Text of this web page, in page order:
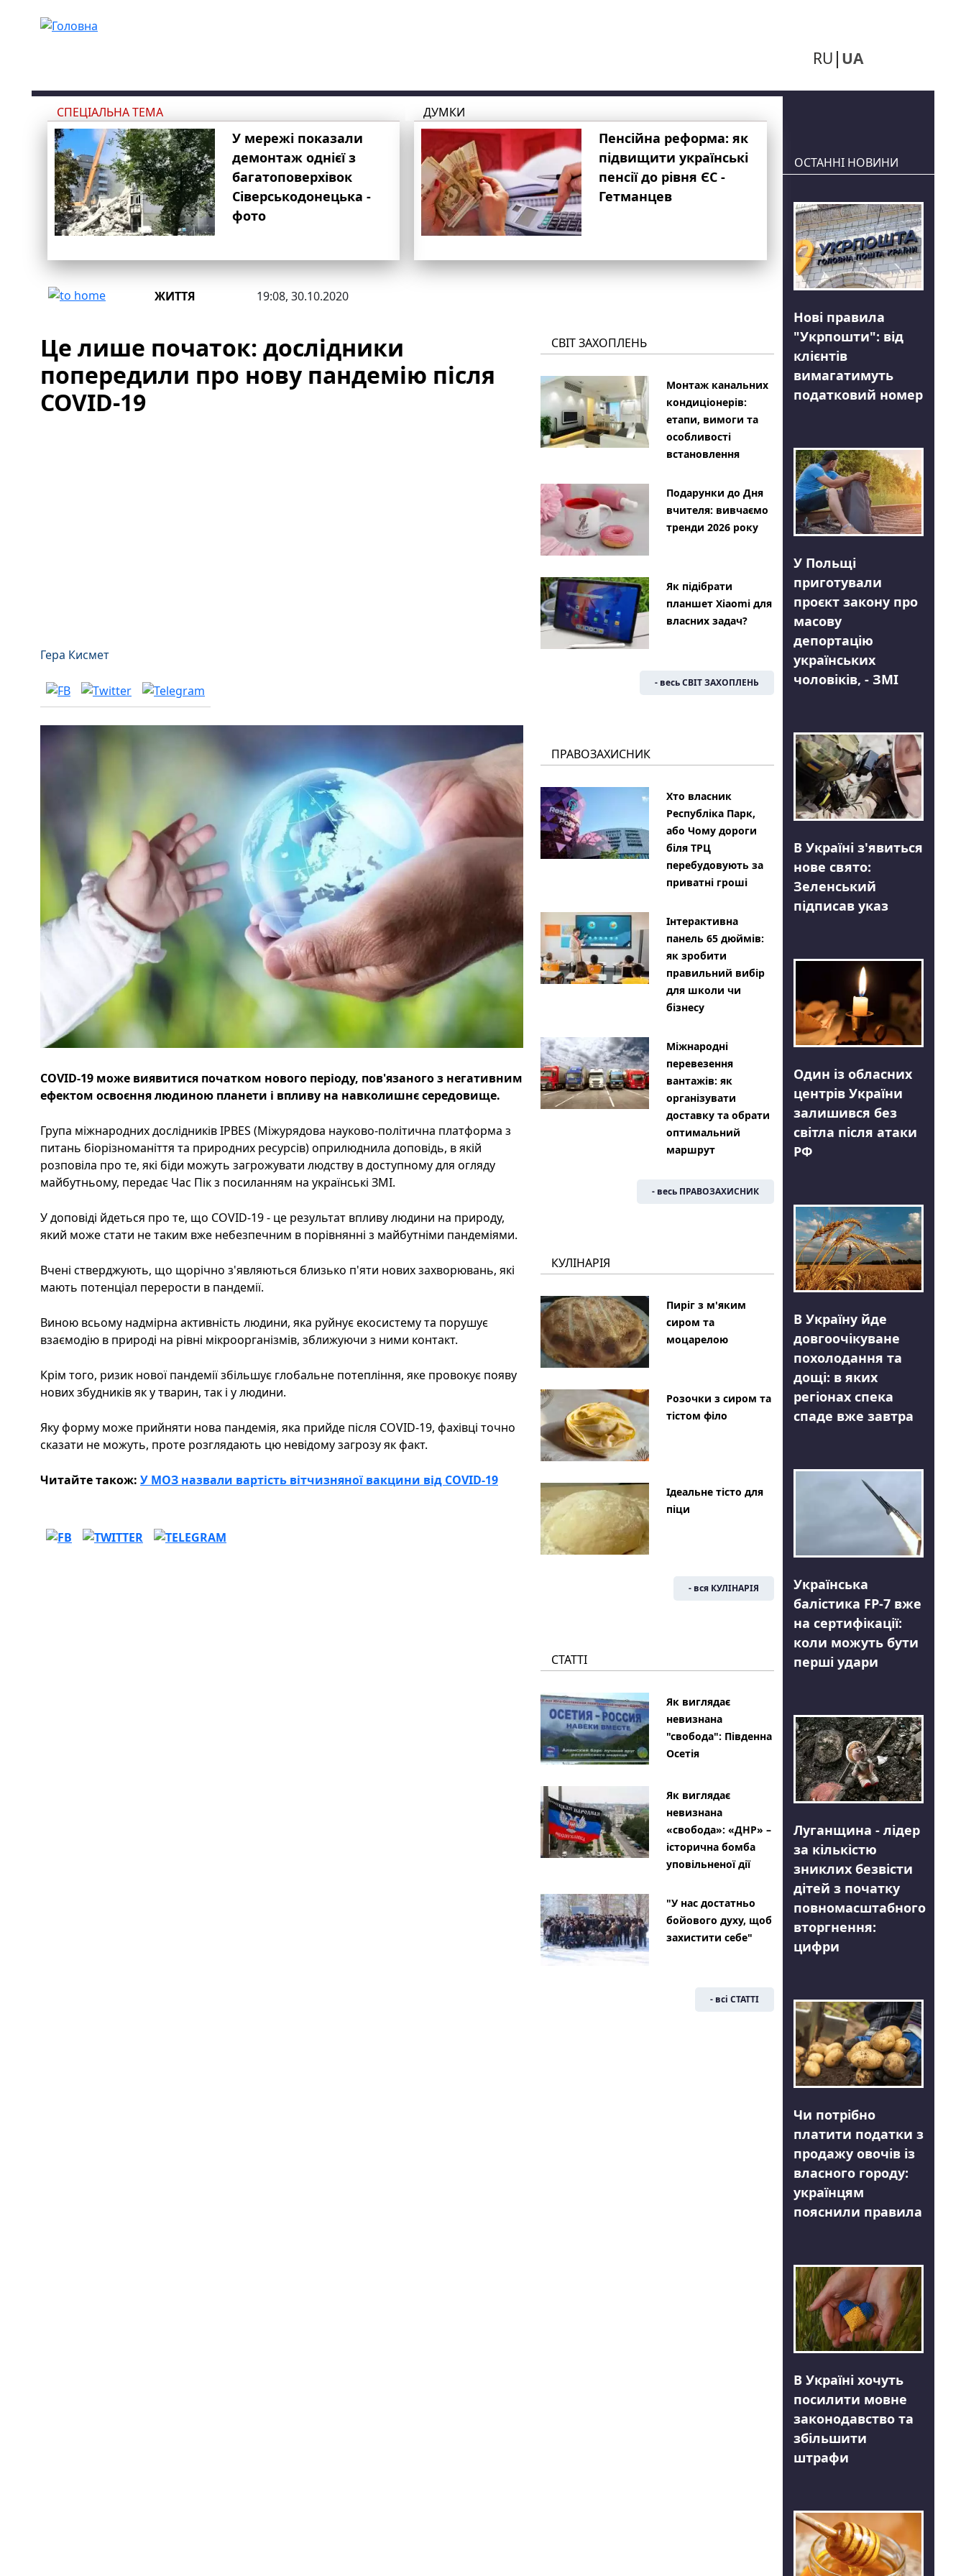
RU UA
СПЕЦІАЛЬНА ТЕМА
У мережі показали
демонтаж однієї з
багатоповерхівок
Сіверськодонецька -
фото
ДУМКИ
Пенсійна реформа: як
підвищити українські
пенсії до рівня ЄС -
Гетманцев
ЖИТТЯ 19:08, 30.10.2020
Це лише початок: дослідники
попередили про нову пандемію після
COVID-19
Гера Кисмет
COVID-19 може виявитися початком нового періоду, пов'язаного з негативним
ефектом освоєння людиною планети і впливу на навколишнє середовище.
Група міжнародних дослідників IPBES (Міжурядова науково-політична платформа з
питань біорізноманіття та природних ресурсів) оприлюднила доповідь, в якій
розповіла про те, які біди можуть загрожувати людству в доступному для огляду
майбутньому, передає Час Пік з посиланням на українські ЗМІ.
У доповіді йдеться про те, що COVID-19 - це результат впливу людини на природу,
який може стати не таким вже небезпечним в порівнянні з майбутніми пандеміями.
Вчені стверджують, що щорічно з'являються близько п'яти нових захворювань, які
мають потенціал перерости в пандемії.
Виною всьому надмірна активність людини, яка руйнує екосистему та порушує
взаємодію в природі на рівні мікроорганізмів, зближуючи з ними контакт.
Крім того, ризик нової пандемії збільшує глобальне потепління, яке провокує появу
нових збудників як у тварин, так і у людини.
Яку форму може прийняти нова пандемія, яка прийде після COVID-19, фахівці точно
сказати не можуть, проте розглядають цю невідому загрозу як факт.
Читайте також: У МОЗ назвали вартість вітчизняної вакцини від COVID-19
СВІТ ЗАХОПЛЕНЬ
Монтаж канальних
кондиціонерів:
етапи, вимоги та
особливості
встановлення
Подарунки до Дня
вчителя: вивчаємо
тренди 2026 року
Як підібрати
планшет Xiaomi для
власних задач?
- весь СВІТ ЗАХОПЛЕНЬ
ПРАВОЗАХИСНИК
Хто власник
Республіка Парк,
або Чому дороги
біля ТРЦ
перебудовують за
приватні гроші
Інтерактивна
панель 65 дюймів:
як зробити
правильний вибір
для школи чи
бізнесу
Міжнародні
перевезення
вантажів: як
організувати
доставку та обрати
оптимальний
маршрут
- весь ПРАВОЗАХИСНИК
КУЛІНАРІЯ
Пиріг з м'яким
сиром та
моцарелою
Розочки з сиром та
тістом філо
Ідеальне тісто для
піци
- вся КУЛІНАРІЯ
СТАТТІ
Як виглядає
невизнана
"свобода": Південна
Осетія
Як виглядає
невизнана
«свобода»: «ДНР» –
історична бомба
уповільненої дії
"У нас достатньо
бойового духу, щоб
захистити себе"
- всі СТАТТІ
ОСТАННІ НОВИНИ
Нові правила
"Укрпошти": від
клієнтів
вимагатимуть
податковий номер
У Польщі
приготували
проєкт закону про
масову
депортацію
українських
чоловіків, - ЗМІ
В Україні з'явиться
нове свято:
Зеленський
підписав указ
Один із обласних
центрів України
залишився без
світла після атаки
РФ
В Україну йде
довгоочікуване
похолодання та
дощі: в яких
регіонах спека
спаде вже завтра
Українська
балістика FP-7 вже
на сертифікації:
коли можуть бути
перші удари
Луганщина - лідер
за кількістю
зниклих безвісти
дітей з початку
повномасштабного
вторгнення:
цифри
Чи потрібно
платити податки з
продажу овочів із
власного городу:
українцям
пояснили правила
В Україні хочуть
посилити мовне
законодавство та
збільшити
штрафи